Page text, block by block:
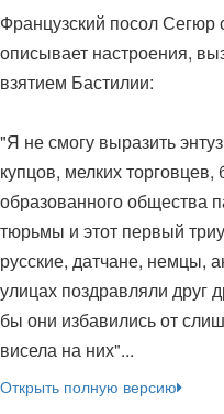
Французский посол
описывает настроения,
взятием Бастилии:
"Я не смогу выразить
купцов, мелких торговцев,
образованного общества
тюрьмы и этот первый
русские, датчане, немцы,
улицах поздравляли друг
бы они избавились от
висела на них"...
Открыть полную версию